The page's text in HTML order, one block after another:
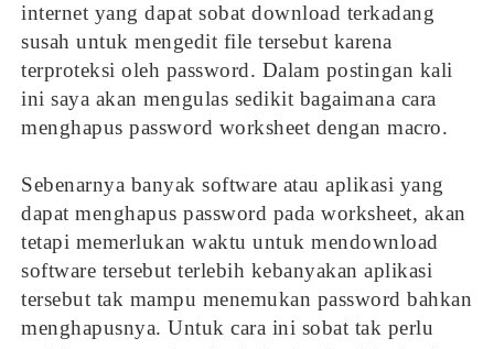
internet yang dapat sobat download terkadang
susah untuk mengedit file tersebut karena
terproteksi oleh password. Dalam postingan kali
ini saya akan mengulas sedikit bagaimana cara
menghapus password worksheet dengan macro.
Sebenarnya banyak software atau aplikasi yang
dapat menghapus password pada worksheet, akan
tetapi memerlukan waktu untuk mendownload
software tersebut terlebih kebanyakan aplikasi
tersebut tak mampu menemukan password bahkan
menghapusnya. Untuk cara ini sobat tak perlu